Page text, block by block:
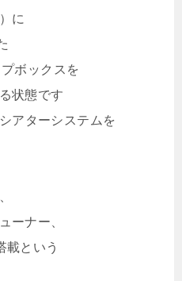
に
ボックスを
状態です
アターシステムを
ーナー、
載という